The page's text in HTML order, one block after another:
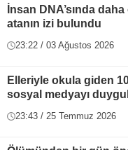
İnsan DNA’sında
atanın izi bulundu
23:22 / 03 Ağustos 2026
Elleriyle okula giden
sosyal medyayı
23:43 / 25 Temmuz 2026